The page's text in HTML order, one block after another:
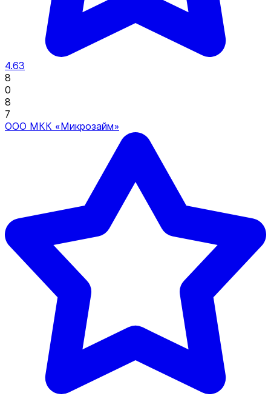
4.63
8
0
8
7
ООО МКК «Микрозайм»